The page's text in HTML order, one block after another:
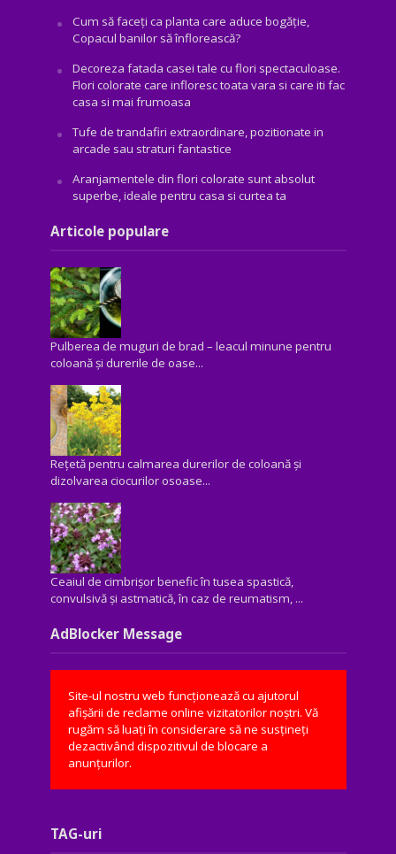
Cum să faceți ca planta care aduce bogăţie,
Copacul banilor să înflorească?
Decoreza fatada casei tale cu flori spectaculoase.
Flori colorate care infloresc toata vara si care iti fac
casa si mai frumoasa
Tufe de trandafiri extraordinare, pozitionate in
arcade sau straturi fantastice
Aranjamentele din flori colorate sunt absolut
superbe, ideale pentru casa si curtea ta
Articole populare
Pulberea de muguri de brad – leacul minune pentru
coloană și durerile de oase...
Rețetă pentru calmarea durerilor de coloană și
dizolvarea ciocurilor osoase...
Ceaiul de cimbrișor benefic în tusea spastică,
convulsivă şi astmatică, în caz de reumatism, ...
AdBlocker Message
Site-ul nostru web funcționează cu ajutorul
afișării de reclame online vizitatorilor noștri. Vă
rugăm să luați în considerare să ne susțineți
dezactivând dispozitivul de blocare a
anunțurilor.
TAG-uri